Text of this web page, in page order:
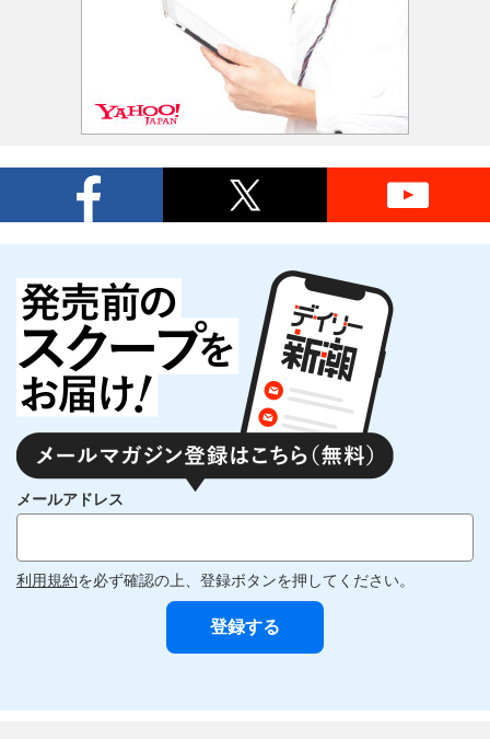
メールアドレス
利用規約を必ず確認の上、登録ボタンを押してください。